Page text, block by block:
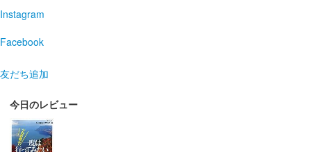
松江城 御城印
Instagram
Facebook
友だち追加
今日のレビュー